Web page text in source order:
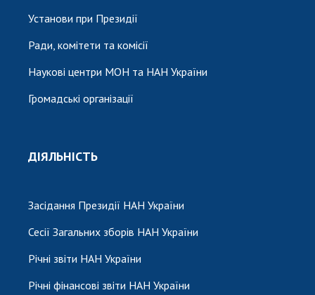
Установи при Президії
Ради, комітети та комісії
Наукові центри МОН та НАН України
Громадські організації
ДІЯЛЬНІСТЬ
Засідання Президії НАН України
Сесії Загальних зборів НАН України
Річні звіти НАН України
Річні фінансові звіти НАН України